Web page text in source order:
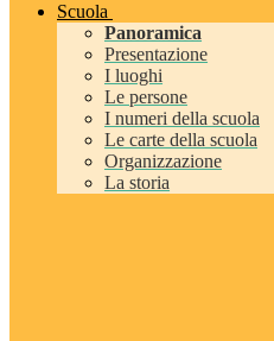
Scuola
Panoramica
Presentazione
I luoghi
Le persone
I numeri della scuola
Le carte della scuola
Organizzazione
La storia